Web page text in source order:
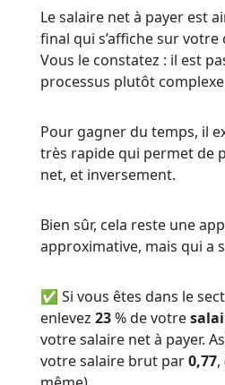
Le salaire net à payer est
final qui s’affiche sur
Vous le constatez : il est
processus plutôt
Pour gagner du temps, il
très rapide qui permet de
net, et inversement.
Bien sûr, cela reste une
approximative, mais qui a
✅ Si vous êtes dans le
enlevez 23% de votre
votre salaire net à payer.
votre salaire brut par0,77,